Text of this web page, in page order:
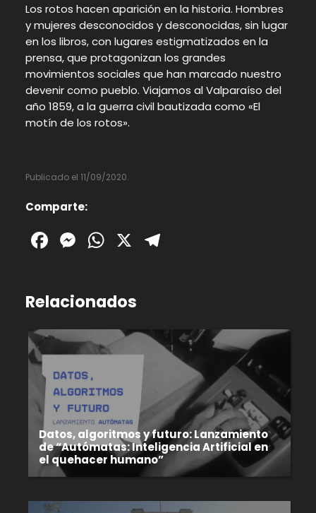
Los rotos hacen aparición en la historia. Hombres
y mujeres desconocidos y desconocidas, sin lugar
en los libros, con lugares estigmatizados en la
prensa, que protagonizan los grandes
movimientos sociales que han marcado nuestro
devenir como pueblo. Viajamos al Valparaíso del
año 1859, a la guerra civil bautizada como «El
motín de los rotos».
Publicado el 11/09/2020.
Comparte:
Facebook
Messenger
WhatsApp
X
Relacionados
Datos, algoritmos y futuro: Lanzamiento
de “Autómatas: Inteligencia Artificial en
el quehacer humano”